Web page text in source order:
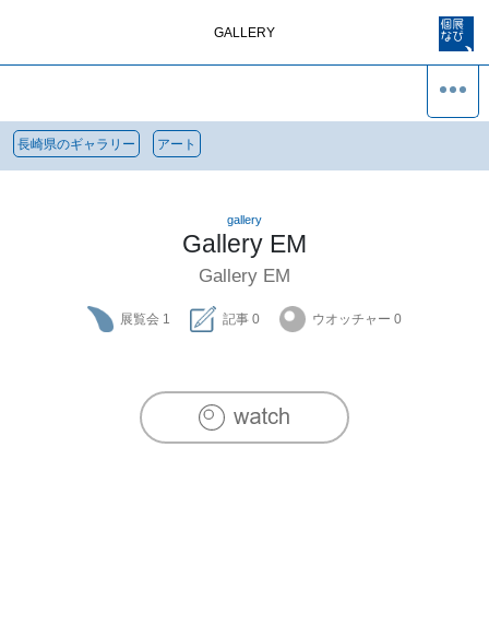
GALLERY
長崎県のギャラリー アート
gallery
Gallery EM
Gallery EM
展覧会 1 記事 0 ウオッチャー 0